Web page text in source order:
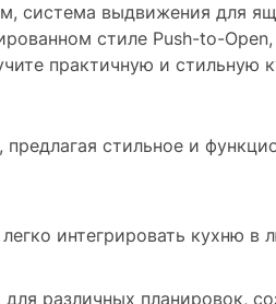
система выдвижения для
стиле Push-to-
практичную и стильную
стильное и
интегрировать кухню в
различных планировок,